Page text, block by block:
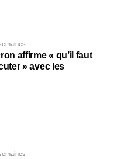
affirme « qu’il faut
» avec les